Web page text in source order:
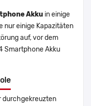
Akku in einige
nur einige Kapazitäten
auf, vor dem
Smartphone Akku
durchgekreuzten